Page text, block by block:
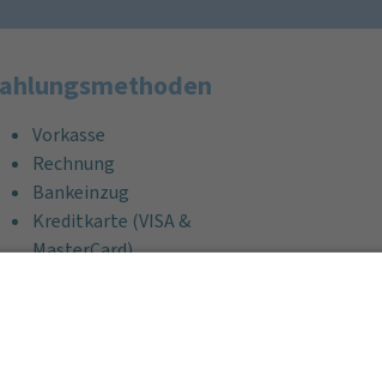
Vorkasse
Rechnung
Bankeinzug
Kreditkarte (VISA &
MasterCard)